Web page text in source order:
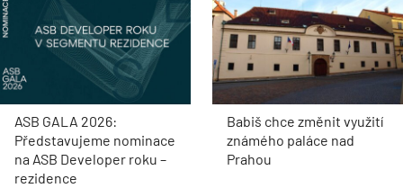
ASB GALA 2026:
Představujeme nominace
na ASB Developer roku –
rezidence
Babiš chce změnit využití
známého paláce nad
Prahou